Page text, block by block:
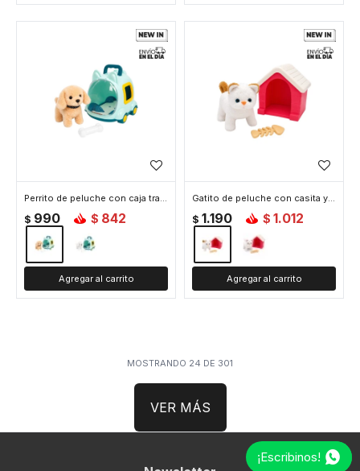
Perrito de peluche con caja transportadora - Beige
$ 990 $ 842
Gatito de peluche con casita y accesorios - Marron
$ 1.190 $ 1.012
MOSTRANDO 24 DE 301
VER MÁS
¡Escribinos!